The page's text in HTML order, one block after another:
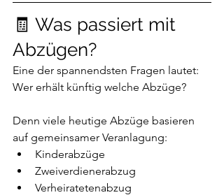
🧾 Was passiert mit
Abzügen?
Eine der spannendsten Fragen lautet:
Wer erhält künftig welche Abzüge?
Denn viele heutige Abzüge basieren
auf gemeinsamer Veranlagung:
Kinderabzüge
Zweiverdienerabzug
Verheiratetenabzug